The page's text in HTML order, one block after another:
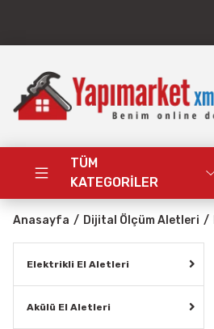
TÜM
KATEGORİLER
Anasayfa Dijital Ölçüm Aletleri
Elektrikli El Aletleri
Akülü El Aletleri